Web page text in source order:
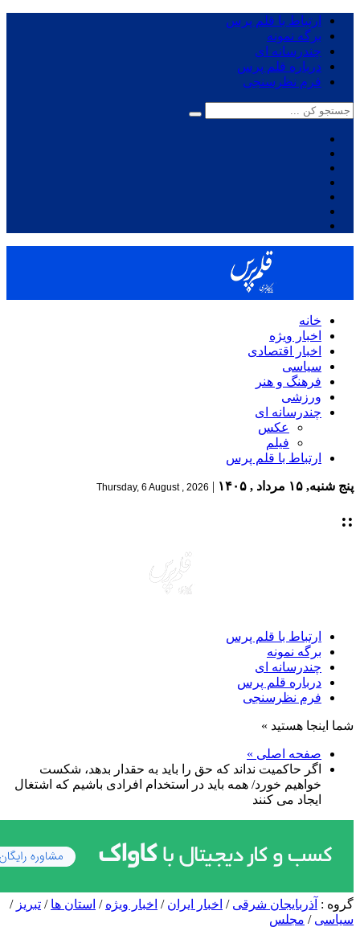
ارتباط با قلم پرس
برگه نمونه
چندرسانه ای
درباره قلم پرس
فرم نظرسنجی
خانه
اخبار ویژه
اخبار اقتصادی
سیاسی
فرهنگ و هنر
ورزشی
چندرسانه ای
عکس
فیلم
ارتباط با قلم پرس
پنج شنبه, ۱۵ مرداد , ۱۴۰۵ |
Thursday, 6 August , 2026
::
ارتباط با قلم پرس
برگه نمونه
چندرسانه ای
درباره قلم پرس
فرم نظرسنجی
شما اینجا هستید »
صفحه اصلی »
اگر حاکمیت نداند که حق را باید به حقدار بدهد، شکست
خواهیم خورد/ همه باید در استخدام افرادی باشیم که اشتغال
ایجاد می کنند
گروه : آذربایجان شرقی / اخبار ایران / اخبار ویژه / استان ها / تبریز /
سیاسی / مجلس